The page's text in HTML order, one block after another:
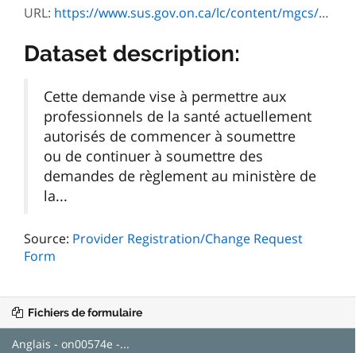
URL: https://www.sus.gov.on.ca/lc/content/mgcs/eforms/profiles/default.html?inTemplate=ON00574&lang=E
Dataset description:
Cette demande vise à permettre aux
professionnels de la santé actuellement
autorisés de commencer à soumettre
ou de continuer à soumettre des
demandes de règlement au ministère de
la...
Source: Provider Registration/Change Request
Form
Fichiers de formulaire
Anglais - on00574e -...